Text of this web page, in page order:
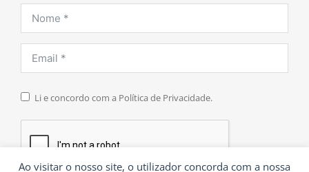
Ao visitar o nosso site, o utilizador concorda com a nossa
Li e concordo com a Política de Privacidade.